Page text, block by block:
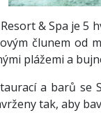
& Spa je
člunem od
plážemi a
a barů
tak, aby